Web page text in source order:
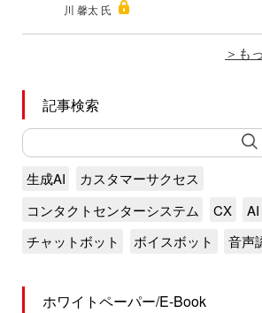
川 馨太 氏
も
記事検索
生成AI
カスタマーサクセス
コンタクトセンターシステム
CX AI
チャットボット
ボイスボット 音声
ホワイトペーパー/E-Book